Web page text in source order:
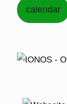
calendar